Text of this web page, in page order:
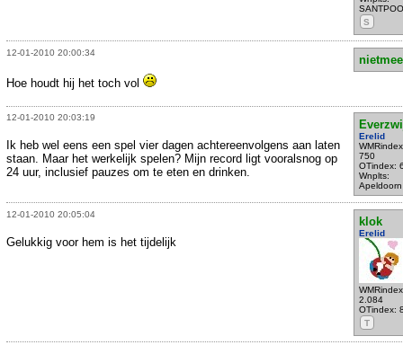
S
12-01-2010 20:00:34
Hoe houdt hij het toch vol
12-01-2010 20:03:19
Erelid
750
OTindex:
Wnplts:
Apeldoorn
Ik heb wel eens een spel vier dagen achtereenvolgens aan laten
staan. Maar het werkelijk spelen? Mijn record ligt vooralsnog op
24 uur, inclusief pauzes om te eten en drinken.
12-01-2010 20:05:04
klok
Erelid
2.084
OTindex:
T
Gelukkig voor hem is het tijdelijk